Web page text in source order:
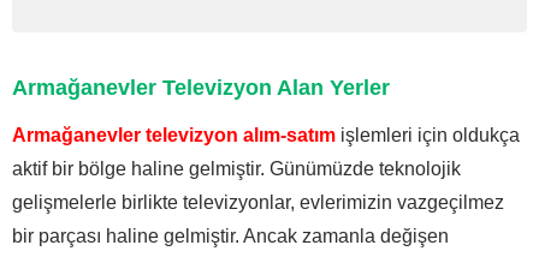
Armağanevler Televizyon Alan Yerler
Armağanevler televizyon alım-satım işlemleri için oldukça
aktif bir bölge haline gelmiştir. Günümüzde teknolojik
gelişmelerle birlikte televizyonlar, evlerimizin vazgeçilmez
bir parçası haline gelmiştir. Ancak zamanla değişen